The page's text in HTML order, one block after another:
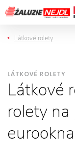
Látkové rolety
LÁTKOVÉ ROLETY
Látkové
rolety na